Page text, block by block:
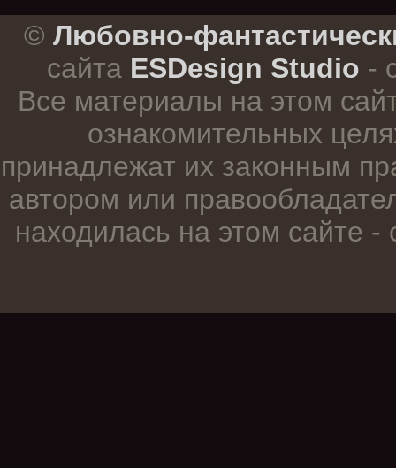
© Любовно-
сайта ESDesign Studio -
Все материалы на этом
ознакомительных
принадлежат их законным
автором или
находилась на этом сайте